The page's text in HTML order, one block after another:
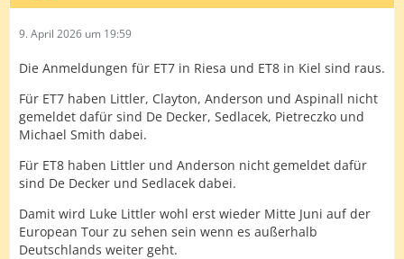
9. April 2026 um 19:59
Die Anmeldungen für ET7 in Riesa und ET8 in Kiel sind raus.
Für ET7 haben Littler, Clayton, Anderson und Aspinall nicht
gemeldet dafür sind De Decker, Sedlacek, Pietreczko und
Michael Smith dabei.
Für ET8 haben Littler und Anderson nicht gemeldet dafür
sind De Decker und Sedlacek dabei.
Damit wird Luke Littler wohl erst wieder Mitte Juni auf der
European Tour zu sehen sein wenn es außerhalb
Deutschlands weiter geht.